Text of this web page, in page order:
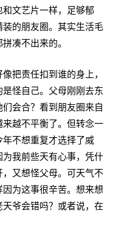
文艺片一样，足够郁
的朋友圈。其实生活毛
凑不出来的。
把责任扣到谁的身上，
怪自己。父母刚刚去东
会合？看到朋友圈来自
越不平衡了。但转念一
不想重复才选择了威
我前些天有心事，凭什
又想怪父母。可天气不
为这事很辛苦。想来想
爷会错吗？或者说，在